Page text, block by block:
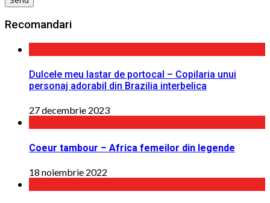
Recomandari
Dulcele meu lastar de portocal – Copilaria unui
personaj adorabil din Brazilia interbelica
27 decembrie 2023
Coeur tambour – Africa femeilor din legende
18 noiembrie 2022